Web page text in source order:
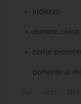
indirizzo
numero civico
nome
presente al
Se uno dei